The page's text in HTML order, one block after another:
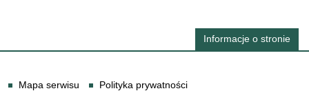
Informacje o stronie
Mapa serwisu
Polityka prywatności